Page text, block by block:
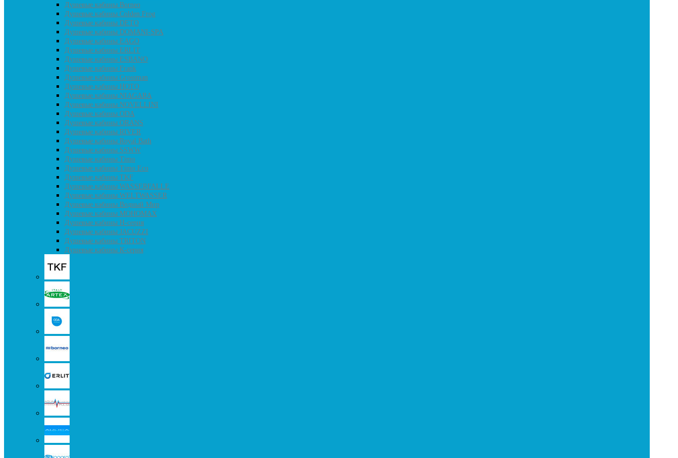
Душевые кабины Borneo
Душевые кабины Colden Frog
Душевые кабины DETO
Душевые кабины DOMANI-SPA
Душевые кабины EAGO
Душевые кабины ERLIT
Душевые кабины ESBANO
Душевые кабины Frank
Душевые кабины Grossman
Душевые кабины HOTO
Душевые кабины NIAGARA
Душевые кабины NOVELLINI
Душевые кабины ODA
Душевые кабины ORANS
Душевые кабины RIVER
Душевые кабины Royal Bath
Душевые кабины SSWW
Душевые кабины Timo
Душевые кабины Timo Eco
Душевые кабины TKF
Душевые кабины WASSERFALLE
Душевые кабины WELTWASSER
Душевые кабины Водный Мир
Душевые кабины МОНОМАХ
Душевые кабины H-серия
Душевые кабины JACUZZI
Душевые кабины TRITON
Душевые кабины К-серия